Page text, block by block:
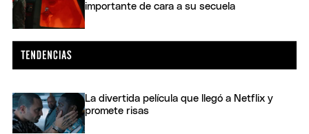
importante de cara a su secuela
La divertida película que llegó a Netflix y
promete risas